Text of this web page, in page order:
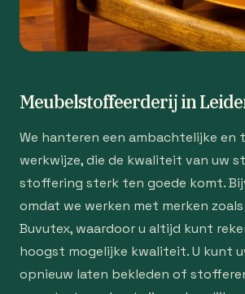
Meubelstoffeerderij in
We hanteren een ambachtelijke en
werkwijze, die de kwaliteit van uw
stoffering sterk ten goede komt.
omdat we werken met merken
Buvutex, waardoor u altijd kunt
hoogst mogelijke kwaliteit. U kunt
opnieuw laten bekleden of